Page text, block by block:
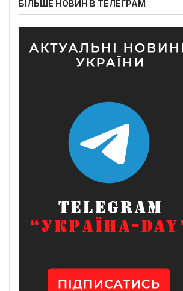
БІЛЬШЕ НОВИН В ТЕЛЕГРАМ